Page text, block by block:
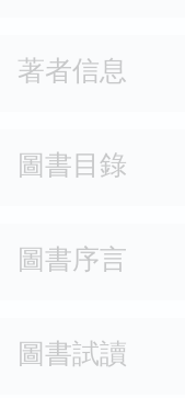
著者信息
圖書目錄
圖書序言
圖書試讀